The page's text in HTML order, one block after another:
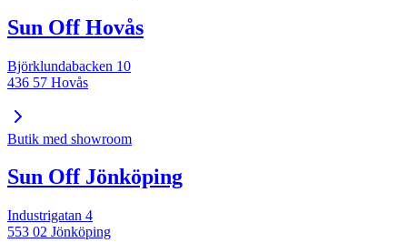
Sun Off Hovås
Björklundabacken 10
436 57 Hovås
Butik med showroom
Sun Off Jönköping
Industrigatan 4
553 02 Jönköping